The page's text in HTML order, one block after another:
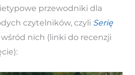
przewodniki dla
czytelników, czyli Serię
wśród nich (linki do recenzji